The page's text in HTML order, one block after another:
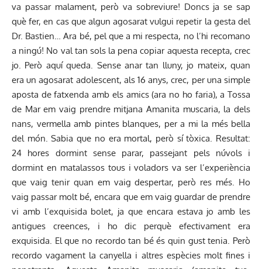
va passar malament, però va sobreviure! Doncs ja se sap
què fer, en cas que algun agosarat vulgui repetir la gesta del
Dr. Bastien… Ara bé, pel que a mi respecta, no l’hi recomano
a ningú! No val tan sols la pena copiar aquesta recepta, crec
jo. Però aquí queda. Sense anar tan lluny, jo mateix, quan
era un agosarat adolescent, als 16 anys, crec, per una simple
aposta de fatxenda amb els amics (ara no ho faria), a Tossa
de Mar em vaig prendre mitjana Amanita muscaria, la dels
nans, vermella amb pintes blanques, per a mi la més bella
del món. Sabia que no era mortal, però sí tòxica. Resultat:
24 hores dormint sense parar, passejant pels núvols i
dormint en matalassos tous i voladors va ser l’experiència
que vaig tenir quan em vaig despertar, però res més. Ho
vaig passar molt bé, encara que em vaig guardar de prendre
vi amb l’exquisida bolet, ja que encara estava jo amb les
antigues creences, i ho dic perquè efectivament era
exquisida. El que no recordo tan bé és quin gust tenia. Però
recordo vagament la canyella i altres espècies molt fines i